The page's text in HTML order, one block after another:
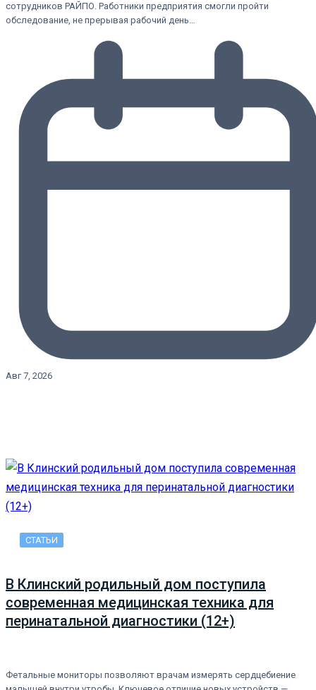
сотрудников РАЙПО. Работники предприятия смогли пройти
обследование, не прерывая рабочий день…
Авг 7, 2026
СТАТЬИ
В Клинский родильный дом поступила
современная медицинская техника для
перинатальной диагностики (12+)
Фетальные мониторы позволяют врачам измерять сердцебиение